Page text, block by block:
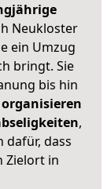
Neukloster
ein Umzug
bringt. Sie
bis hin
organisieren
,
dafür, dass
Zielort in